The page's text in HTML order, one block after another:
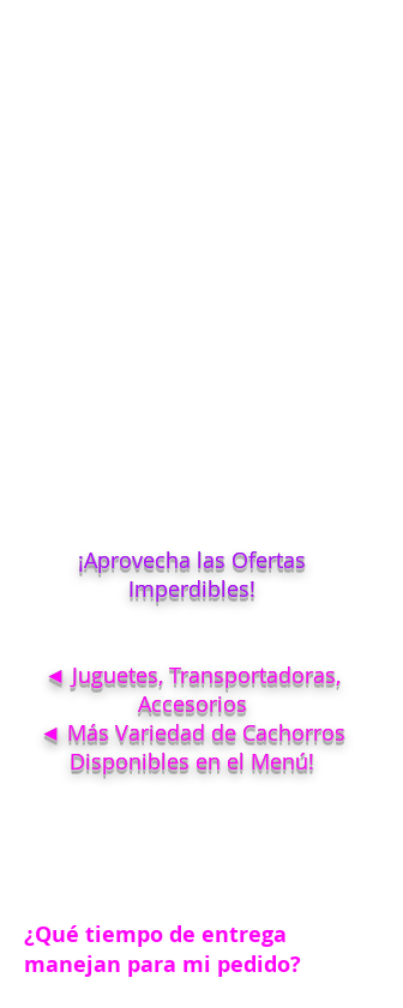
¡Aprovecha las Ofertas
Imperdibles!
◄ Juguetes, Transportadoras,
Accesorios
◄ Más Variedad de Cachorros
Disponibles en el Menú!
¿Qué tiempo de entrega
manejan para mi pedido?